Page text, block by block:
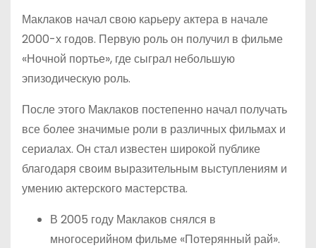
Маклаков начал свою карьеру актера в начале
2000-х годов. Первую роль он получил в фильме
«Ночной портье», где сыграл небольшую
эпизодическую роль.
После этого Маклаков постепенно начал получать
все более значимые роли в различных фильмах и
сериалах. Он стал известен широкой публике
благодаря своим выразительным выступлениям и
умению актерского мастерства.
В 2005 году Маклаков снялся в
многосерийном фильме «Потерянный рай».